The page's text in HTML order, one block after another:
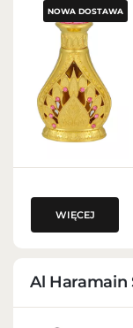
NOWA DOSTAWA
WIĘCEJ
Al Haramain